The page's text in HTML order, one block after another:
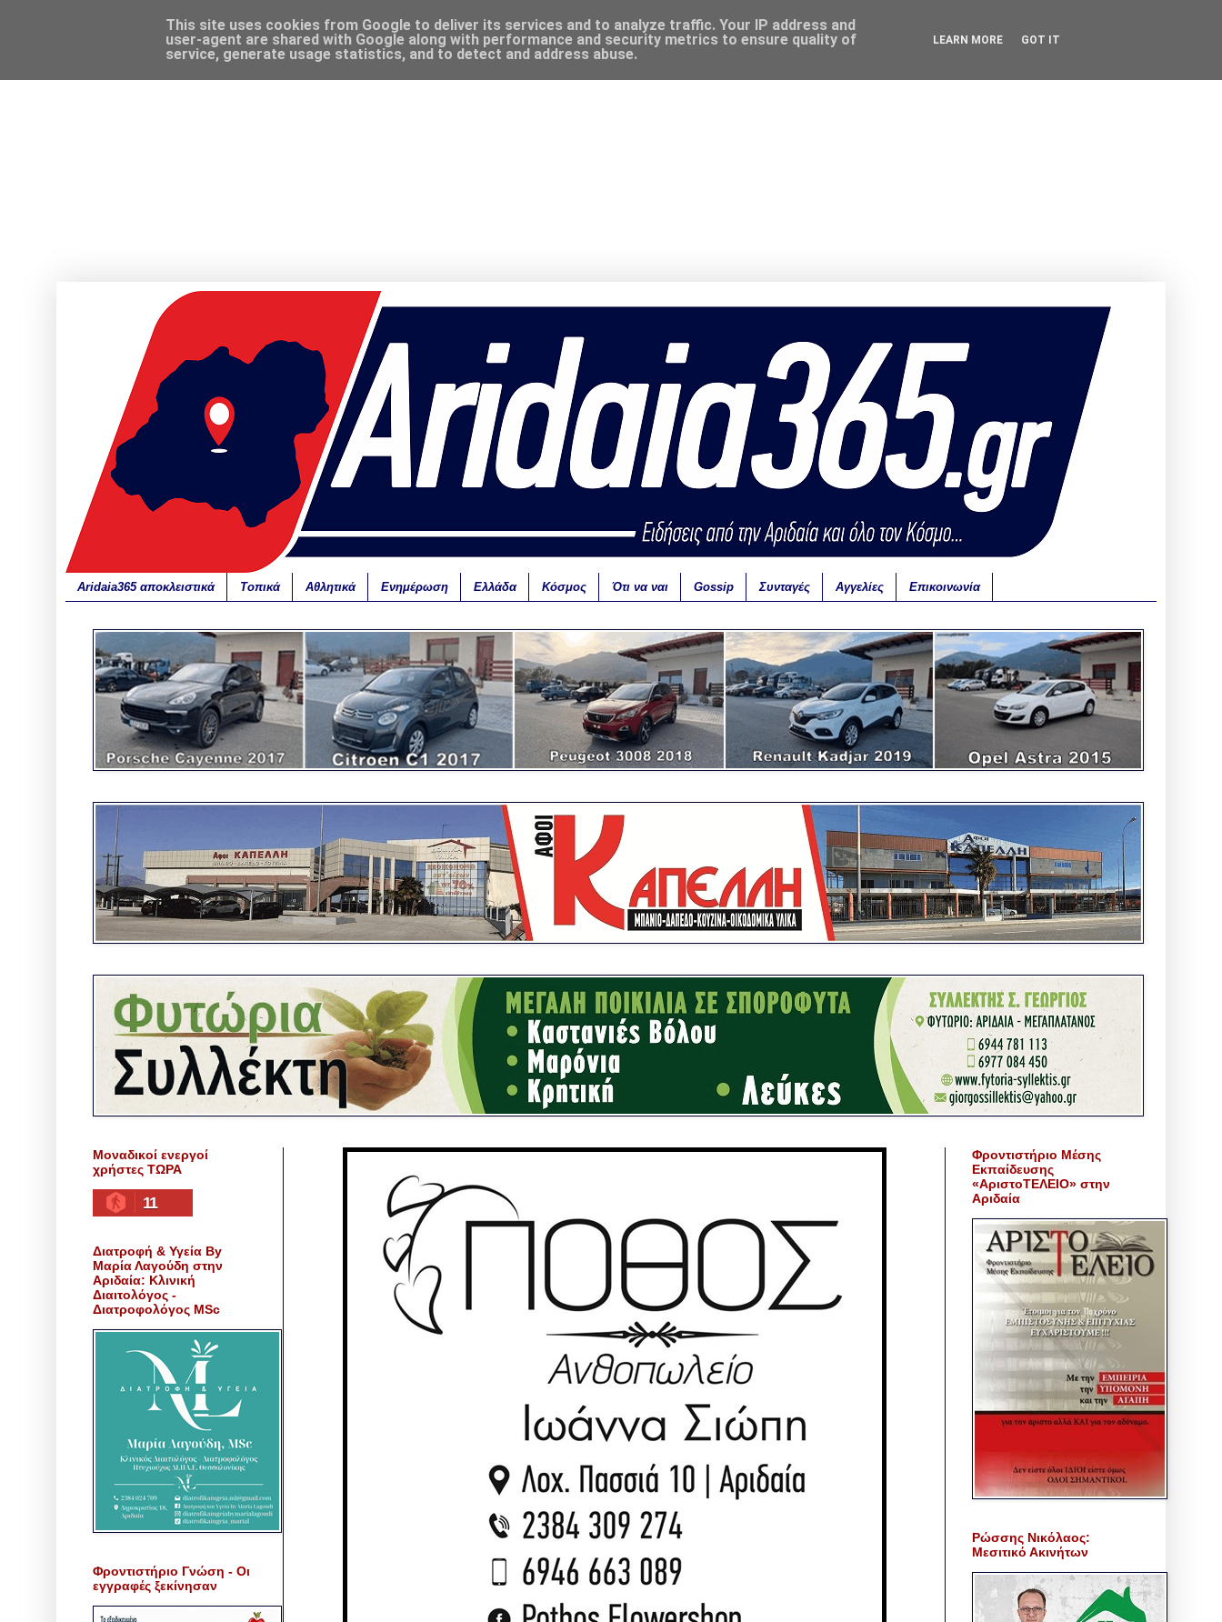
Aridaia365 αποκλειστικά Τοπικά Αθλητικά Ενημέρωση Ελλάδα Κόσμος Ότι να ναι Gossip Συνταγές Αγγελίες Επικοινωνία
Μοναδικοί ενεργοί
χρήστες ΤΩΡΑ
11
Διατροφή & Υγεία By
Μαρία Λαγούδη στην
Αριδαία: Κλινική
Διαιτολόγος -
Διατροφολόγος MSc
Φροντιστήριο Γνώση - Οι
εγγραφές ξεκίνησαν
Φροντιστήριο Μέσης
Εκπαίδευσης
«ΑριστοΤΕΛΕΙΟ» στην
Αριδαία
Ρώσσης Νικόλαος:
Μεσιτικό Ακινήτων
This site uses cookies from Google to deliver its services and to analyze traffic. Your IP address and
user-agent are shared with Google along with performance and security metrics to ensure quality of
service, generate usage statistics, and to detect and address abuse.
LEARN MORE GOT IT